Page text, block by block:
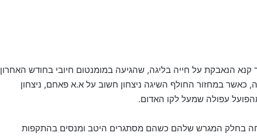
הנאבקת על חייה בליגה, שהגיעה במומנטום חיובי בחודש האחרון
כאשר במחזור החולף השיגה ניצחון חשוב על א.א פאחם, ניצחון
בחלק המגרש שלהם כשהם מסתגרים היטב ומנסים בהתקפות